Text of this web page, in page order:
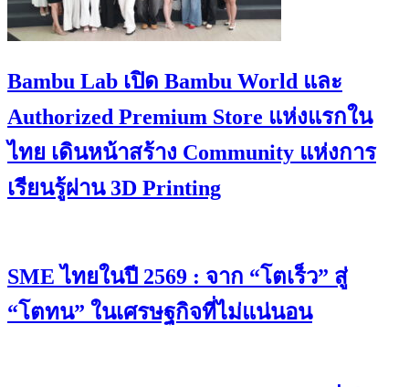
Bambu Lab เปิด Bambu World และ
Authorized Premium Store แห่งแรกใน
ไทย เดินหน้าสร้าง Community แห่งการ
เรียนรู้ผ่าน 3D Printing
SME ไทยในปี 2569 : จาก “โตเร็ว” สู่
“โตทน” ในเศรษฐกิจที่ไม่แน่นอน